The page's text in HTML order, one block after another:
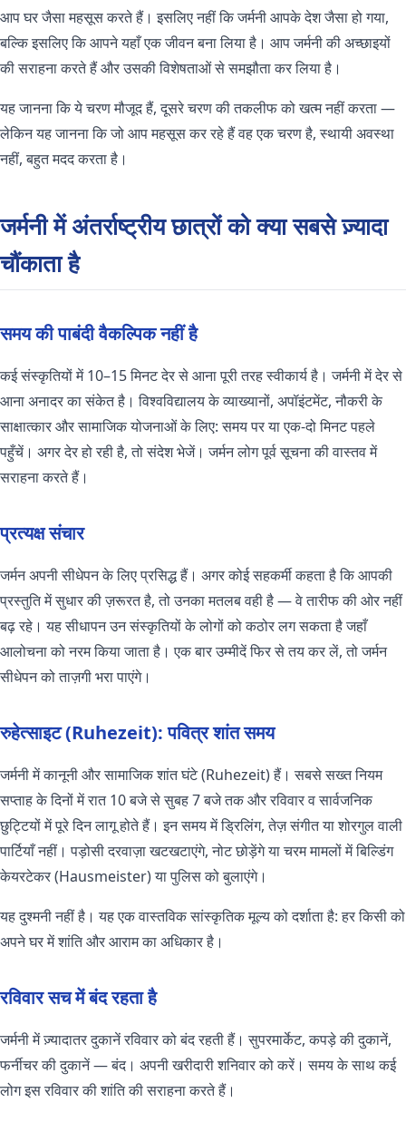
आप घर जैसा महसूस करते हैं। इसलिए नहीं कि जर्मनी आपके देश जैसा हो गया,
बल्कि इसलिए कि आपने यहाँ एक जीवन बना लिया है। आप जर्मनी की अच्छाइयों
की सराहना करते हैं और उसकी विशेषताओं से समझौता कर लिया है।
यह जानना कि ये चरण मौजूद हैं, दूसरे चरण की तकलीफ को खत्म नहीं करता —
लेकिन यह जानना कि जो आप महसूस कर रहे हैं वह एक चरण है, स्थायी अवस्था
नहीं, बहुत मदद करता है।
जर्मनी में अंतर्राष्ट्रीय छात्रों को क्या सबसे ज़्यादा
चौंकाता है
समय की पाबंदी वैकल्पिक नहीं है
कई संस्कृतियों में 10–15 मिनट देर से आना पूरी तरह स्वीकार्य है। जर्मनी में देर से
आना अनादर का संकेत है। विश्वविद्यालय के व्याख्यानों, अपॉइंटमेंट, नौकरी के
साक्षात्कार और सामाजिक योजनाओं के लिए: समय पर या एक-दो मिनट पहले
पहुँचें। अगर देर हो रही है, तो संदेश भेजें। जर्मन लोग पूर्व सूचना की वास्तव में
सराहना करते हैं।
प्रत्यक्ष संचार
जर्मन अपनी सीधेपन के लिए प्रसिद्ध हैं। अगर कोई सहकर्मी कहता है कि आपकी
प्रस्तुति में सुधार की ज़रूरत है, तो उनका मतलब वही है — वे तारीफ की ओर नहीं
बढ़ रहे। यह सीधापन उन संस्कृतियों के लोगों को कठोर लग सकता है जहाँ
आलोचना को नरम किया जाता है। एक बार उम्मीदें फिर से तय कर लें, तो जर्मन
सीधेपन को ताज़गी भरा पाएंगे।
रुहेत्साइट (Ruhezeit): पवित्र शांत समय
जर्मनी में कानूनी और सामाजिक शांत घंटे (Ruhezeit) हैं। सबसे सख्त नियम
सप्ताह के दिनों में रात 10 बजे से सुबह 7 बजे तक और रविवार व सार्वजनिक
छुट्टियों में पूरे दिन लागू होते हैं। इन समय में ड्रिलिंग, तेज़ संगीत या शोरगुल वाली
पार्टियाँ नहीं। पड़ोसी दरवाज़ा खटखटाएंगे, नोट छोड़ेंगे या चरम मामलों में बिल्डिंग
केयरटेकर (Hausmeister) या पुलिस को बुलाएंगे।
यह दुश्मनी नहीं है। यह एक वास्तविक सांस्कृतिक मूल्य को दर्शाता है: हर किसी को
अपने घर में शांति और आराम का अधिकार है।
रविवार सच में बंद रहता है
जर्मनी में ज़्यादातर दुकानें रविवार को बंद रहती हैं। सुपरमार्केट, कपड़े की दुकानें,
फर्नीचर की दुकानें — बंद। अपनी खरीदारी शनिवार को करें। समय के साथ कई
लोग इस रविवार की शांति की सराहना करते हैं।